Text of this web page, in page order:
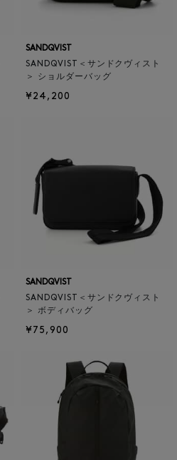
SANDQVIST
SANDQVIST＜サンドクヴィスト
＞ ショルダーバッグ
¥24,200
SANDQVIST
SANDQVIST＜サンドクヴィスト
＞ ボディバッグ
¥75,900